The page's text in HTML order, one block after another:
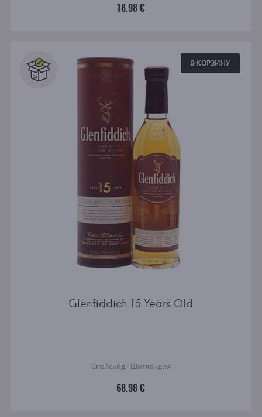
18.98 €
В КОРЗИНУ
Glenfiddich 15 Years Old
Спейсайд · Шотландия
68.98 €